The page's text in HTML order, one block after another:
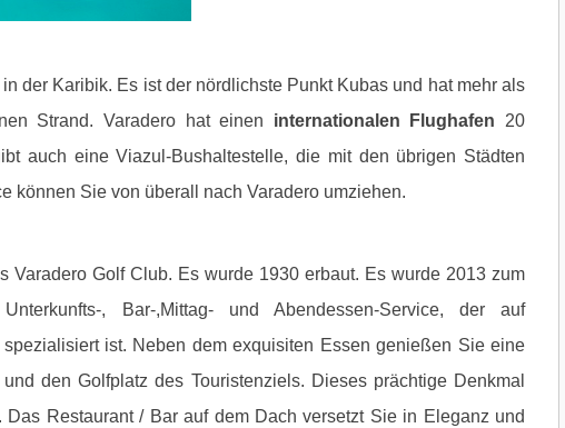
der Karibik. Es ist der nördlichste Punkt Kubas und hat mehr als
Strand. Varadero hat einen internationalen Flughafen 20
auch eine Viazul-Bushaltestelle, die mit den übrigen Städten
können Sie von überall nach Varadero umziehen.
Varadero Golf Club. Es wurde 1930 erbaut. Es wurde 2013 zum
, Bar-,Mittag- und Abendessen-Service, der auf
ist. Neben dem exquisiten Essen genießen Sie eine
den Golfplatz des Touristenziels. Dieses prächtige Denkmal
Restaurant / Bar auf dem Dach versetzt Sie in Eleganz und